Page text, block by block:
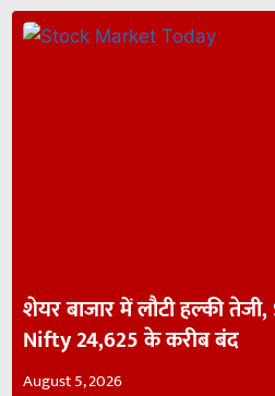
शेयर बाजार में लौटी हल्की
Nifty 24,625 के करीब बंद
August 5, 2026